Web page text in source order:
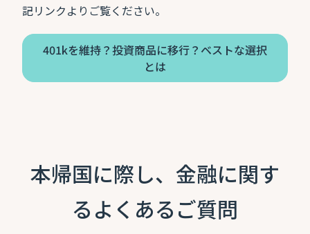
記リンクよりご覧ください。
401kを維持？投資商品に移行？ベストな選択
とは
本帰国に際し、金融に関す
るよくあるご質問